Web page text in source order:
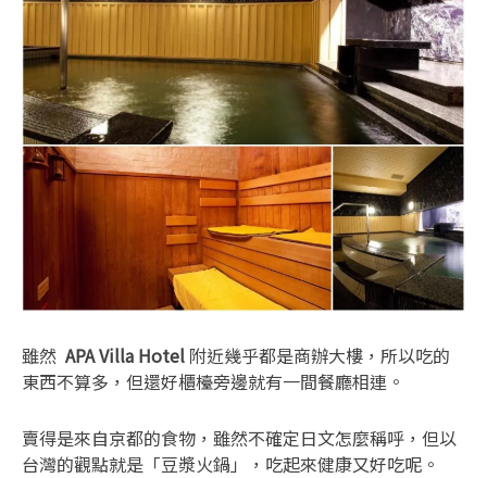
雖然 APA Villa Hotel 附近幾乎都是商辦大樓，所以吃的
東西不算多，但還好櫃檯旁邊就有一間餐廳相連。
賣得是來自京都的食物，雖然不確定日文怎麼稱呼，但以
台灣的觀點就是「豆漿火鍋」，吃起來健康又好吃呢。